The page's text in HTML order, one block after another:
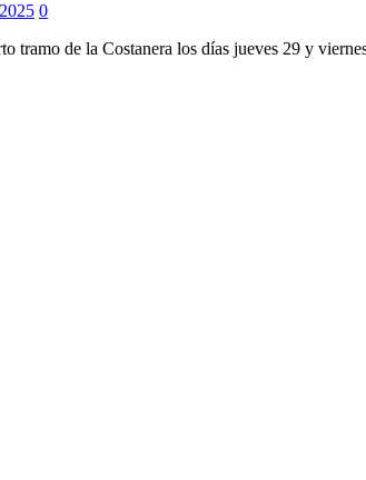
0
tramo de la Costanera los días jueves 29 y